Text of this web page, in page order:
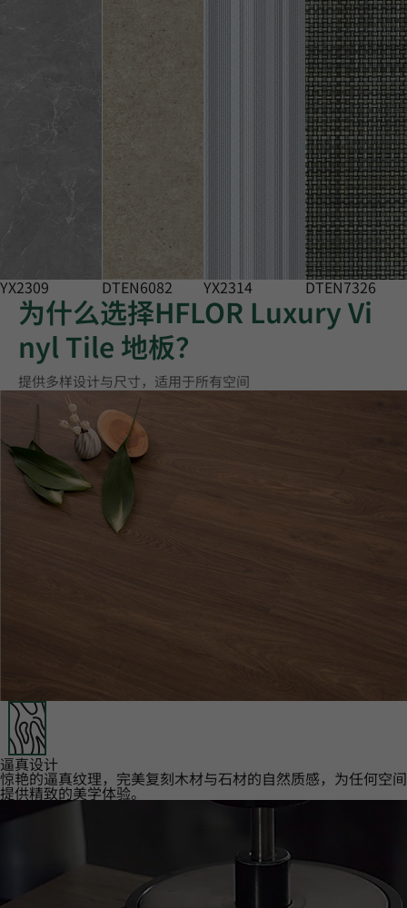
YX2309 DTEN6082 YX2314 DTEN7326
为什么选择HFLOR Luxury Vi
nyl Tile 地板？
提供多样设计与尺寸，适用于所有空间
逼真设计‌
惊艳的逼真纹理，完美复刻木材与石材的自然质感，为任何空间
提供精致的美学体验。